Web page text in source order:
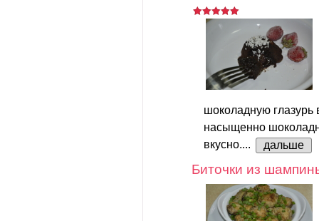
шоколадную глазурь
насыщенно
вкусно....
дальше
Биточки из